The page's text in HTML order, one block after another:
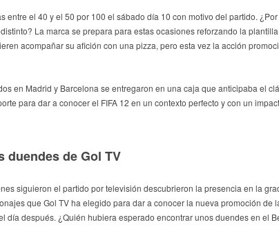
entre el 40 y el 50 por 100 el sábado día 10 con motivo del partido.
La marca se prepara para estas ocasiones reforzando la
acompañar su afición con una pizza, pero esta vez la acción
en Madrid y Barcelona se entregaron en una caja que anticipaba el
para dar a conocer el FIFA 12 en un contexto perfecto y con un
duendes de Gol TV
siguieron el partido por televisión descubrieron la presencia en la
que Gol TV ha elegido para dar a conocer la nueva promoción de
día después. ¿Quién hubiera esperado encontrar unos duendes en el